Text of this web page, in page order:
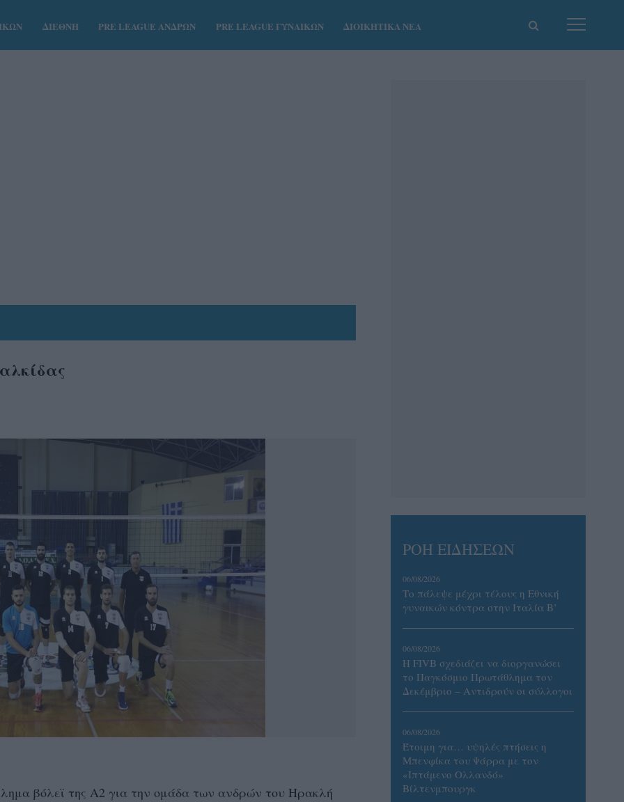
ΔΙΕΘΝΗ PRE LEAGUE ΑΝΔΡΩΝ PRE LEAGUE ΓΥΝΑΙΚΩΝ ΔΙΟΙΚΗΤΙΚΑ ΝΕΑ
βόλεϊ της Α2 για την ομάδα των ανδρών του Ηρακλή
ΡΟΗ ΕΙΔΗΣΕΩΝ
06/08/2026
Το πάλεψε μέχρι τέλους η Εθνική
γυναικών κόντρα στην Ιταλία Β’
06/08/2026
Η FIVB σχεδιάζει να διοργανώσει
το Παγκόσμιο Πρωτάθλημα τον
Δεκέμβριο – Αντιδρούν οι σύλλογοι
06/08/2026
Έτοιμη για… υψηλές πτήσεις η
Μπενφίκα του Ψάρρα με τον
«Ιπτάμενο Ολλανδό»
Βίλτενμπουργκ